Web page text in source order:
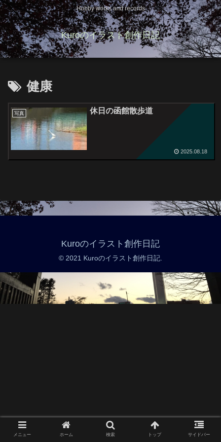
Hobby works and records
Kuroのイラスト創作日記
健康
写真 休日の函館散歩道
2025.08.18
Kuroのイラスト創作日記
© 2021 Kuroのイラスト創作日記.
メニュー ホーム 検索 トップ サイドバー